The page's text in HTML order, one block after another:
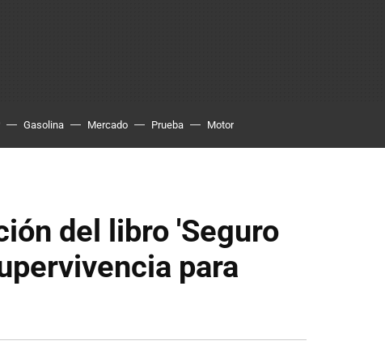
Gasolina Mercado Prueba Motor
del libro 'Seguro
para